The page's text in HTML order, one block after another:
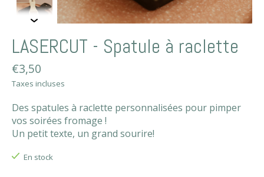
LASERCUT - Spatule à raclette
€3,50
Taxes incluses
Des spatules à raclette personnalisées pour pimper
vos soirées fromage !
Un petit texte, un grand sourire!
En stock